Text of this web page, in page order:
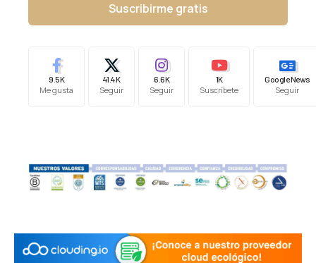
Suscribirme gratis
9.5K
Me gusta
41.4K
Seguir
6.6K
Seguir
1K
Suscríbete
Google News
Seguir